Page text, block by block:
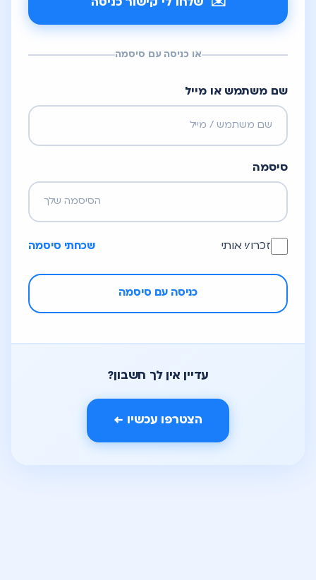
✉️ שלחו לי קישור כניסה
או כניסה עם סיסמה
שם משתמש או מייל
סיסמה
זכרו/י אותי שכחתי סיסמה
כניסה עם סיסמה
עדיין אין לך חשבון?
הצטרפו עכשיו ←